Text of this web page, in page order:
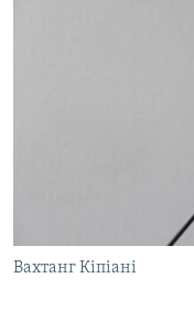
Вахтанг Кіпіані